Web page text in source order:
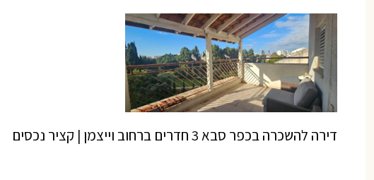
דירה להשכרה בכפר סבא 3 חדרים ברחוב וייצמן | קציר נכסים